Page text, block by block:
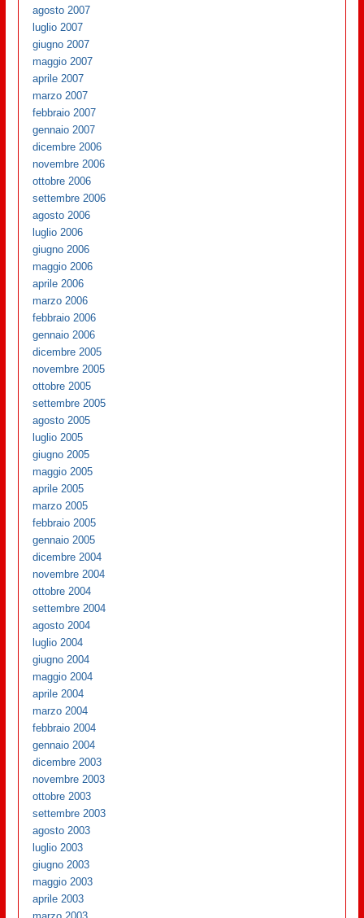
agosto 2007
luglio 2007
giugno 2007
maggio 2007
aprile 2007
marzo 2007
febbraio 2007
gennaio 2007
dicembre 2006
novembre 2006
ottobre 2006
settembre 2006
agosto 2006
luglio 2006
giugno 2006
maggio 2006
aprile 2006
marzo 2006
febbraio 2006
gennaio 2006
dicembre 2005
novembre 2005
ottobre 2005
settembre 2005
agosto 2005
luglio 2005
giugno 2005
maggio 2005
aprile 2005
marzo 2005
febbraio 2005
gennaio 2005
dicembre 2004
novembre 2004
ottobre 2004
settembre 2004
agosto 2004
luglio 2004
giugno 2004
maggio 2004
aprile 2004
marzo 2004
febbraio 2004
gennaio 2004
dicembre 2003
novembre 2003
ottobre 2003
settembre 2003
agosto 2003
luglio 2003
giugno 2003
maggio 2003
aprile 2003